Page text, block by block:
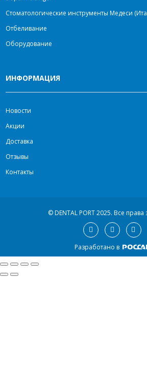
Стоматологические инструменты Медеси
Отбеливание
Оборудование
ИНФОРМАЦИЯ
Новости
Акции
Доставка
Отзывы
Контакты
© DENTAL PORT 2025. Все
Разработано в